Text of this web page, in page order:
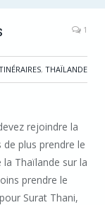
1
, THAÏLANDE
rejoindre la
plus prendre le
la Thaïlande sur la
prendre le
Surat Thani,